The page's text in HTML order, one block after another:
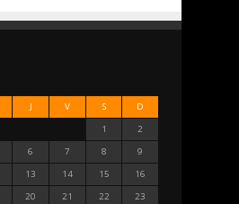
J V S D
1
2
6 7 8
9
13 14 15
16
20 21 22
23